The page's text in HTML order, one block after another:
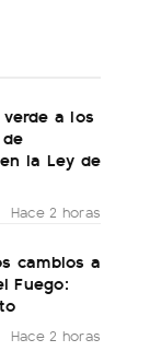
a los
la Ley de
Hace 2 horas
cambios a
Fuego:
Hace 2 horas